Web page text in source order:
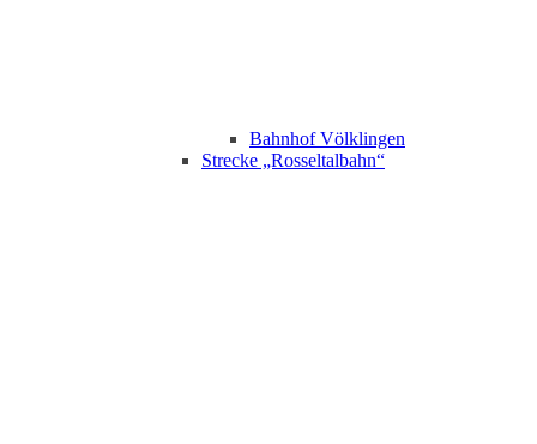
Bahnhof Völklingen
Strecke „Rosseltalbahn“